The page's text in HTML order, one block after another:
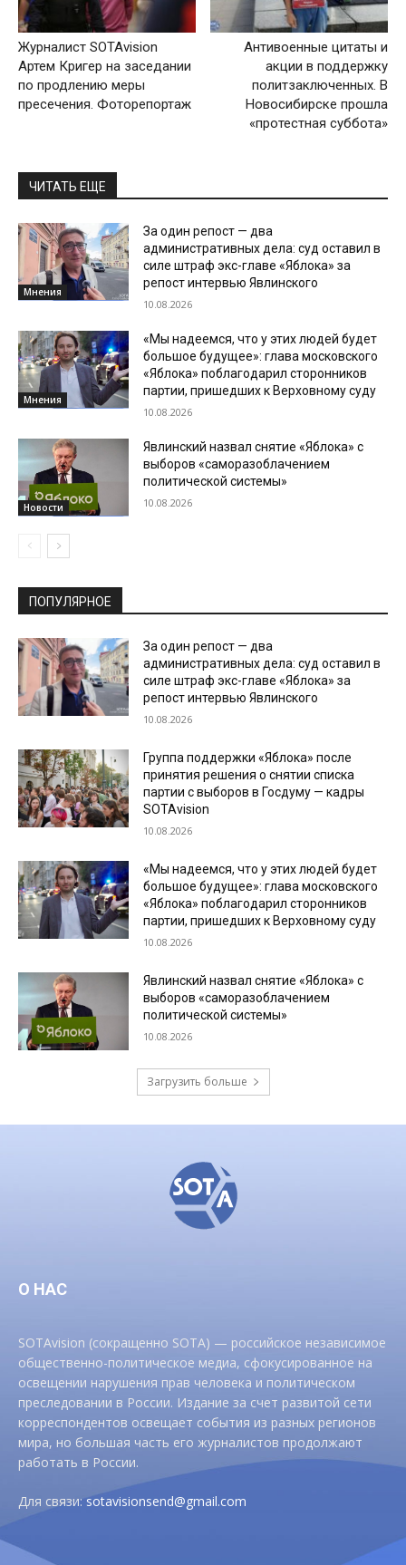
Журналист SOTAvision
Артем Кригер на заседании
по продлению меры
пресечения. Фоторепортаж
Антивоенные цитаты и
акции в поддержку
политзаключенных. В
Новосибирске прошла
«протестная суббота»
ЧИТАТЬ ЕЩЕ
Мнения
За один репост — два
административных дела: суд оставил в
силе штраф экс-главе «Яблока» за
репост интервью Явлинского
10.08.2026
Мнения
«Мы надеемся, что у этих людей будет
большое будущее»: глава московского
«Яблока» поблагодарил сторонников
партии, пришедших к Верховному суду
10.08.2026
Новости
Явлинский назвал снятие «Яблока» с
выборов «саморазоблачением
политической системы»
10.08.2026
ПОПУЛЯРНОЕ
За один репост — два
административных дела: суд оставил в
силе штраф экс-главе «Яблока» за
репост интервью Явлинского
10.08.2026
Группа поддержки «Яблока» после
принятия решения о снятии списка
партии с выборов в Госдуму — кадры
SOTAvision
10.08.2026
«Мы надеемся, что у этих людей будет
большое будущее»: глава московского
«Яблока» поблагодарил сторонников
партии, пришедших к Верховному суду
10.08.2026
Явлинский назвал снятие «Яблока» с
выборов «саморазоблачением
политической системы»
10.08.2026
Загрузить больше
О НАС
SOTAvision (сокращенно SOTA) — российское независимое
общественно-политическое медиа, сфокусированное на
освещении нарушения прав человека и политическом
преследовании в России. Издание за счет развитой сети
корреспондентов освещает события из разных регионов
мира, но большая часть его журналистов продолжают
работать в России.
Для связи:sotavisionsend@gmail.com